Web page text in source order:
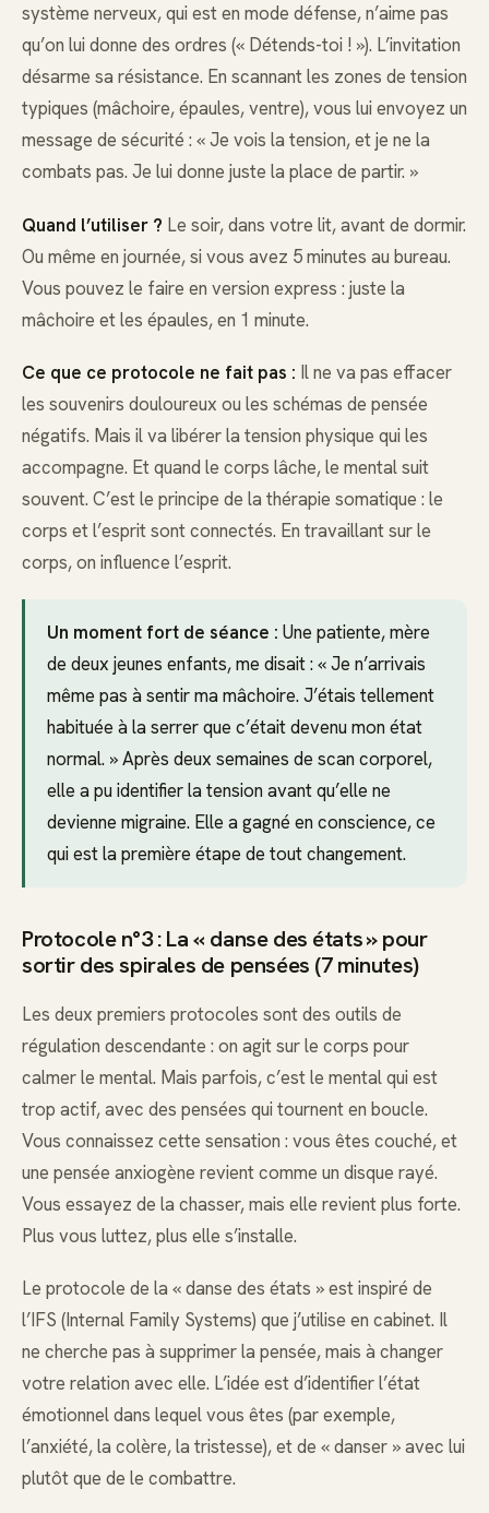
système nerveux, qui est en mode défense, n’aime pas
qu’on lui donne des ordres (« Détends-toi ! »). L’invitation
désarme sa résistance. En scannant les zones de tension
typiques (mâchoire, épaules, ventre), vous lui envoyez un
message de sécurité : « Je vois la tension, et je ne la
combats pas. Je lui donne juste la place de partir. »
Quand l’utiliser ? Le soir, dans votre lit, avant de dormir.
Ou même en journée, si vous avez 5 minutes au bureau.
Vous pouvez le faire en version express : juste la
mâchoire et les épaules, en 1 minute.
Ce que ce protocole ne fait pas : Il ne va pas effacer
les souvenirs douloureux ou les schémas de pensée
négatifs. Mais il va libérer la tension physique qui les
accompagne. Et quand le corps lâche, le mental suit
souvent. C’est le principe de la thérapie somatique : le
corps et l’esprit sont connectés. En travaillant sur le
corps, on influence l’esprit.
Un moment fort de séance : Une patiente, mère
de deux jeunes enfants, me disait : « Je n’arrivais
même pas à sentir ma mâchoire. J’étais tellement
habituée à la serrer que c’était devenu mon état
normal. » Après deux semaines de scan corporel,
elle a pu identifier la tension avant qu’elle ne
devienne migraine. Elle a gagné en conscience, ce
qui est la première étape de tout changement.
Protocole n°3 : La « danse des états » pour
sortir des spirales de pensées (7 minutes)
Les deux premiers protocoles sont des outils de
régulation descendante : on agit sur le corps pour
calmer le mental. Mais parfois, c’est le mental qui est
trop actif, avec des pensées qui tournent en boucle.
Vous connaissez cette sensation : vous êtes couché, et
une pensée anxiogène revient comme un disque rayé.
Vous essayez de la chasser, mais elle revient plus forte.
Plus vous luttez, plus elle s’installe.
Le protocole de la « danse des états » est inspiré de
l’IFS (Internal Family Systems) que j’utilise en cabinet. Il
ne cherche pas à supprimer la pensée, mais à changer
votre relation avec elle. L’idée est d’identifier l’état
émotionnel dans lequel vous êtes (par exemple,
l’anxiété, la colère, la tristesse), et de « danser » avec lui
plutôt que de le combattre.